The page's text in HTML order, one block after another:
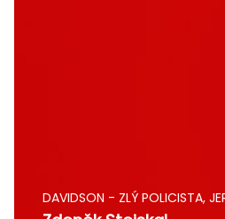
DAVIDSON - ZLÝ POLICISTA,